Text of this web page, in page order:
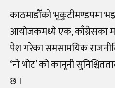
काठमाडौँको भृकुटीमण्डपमा
आयोजकमध्ये एक, काँग्रेसका
पेश गरेका समसामयिक
‘नो भोट’ को कानूनी
छ ।